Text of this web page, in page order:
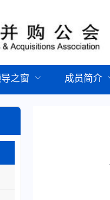
之窗 成员简介